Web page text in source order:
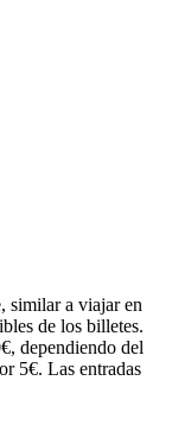
similar a viajar en
de los billetes.
dependiendo del
5€. Las entradas